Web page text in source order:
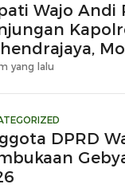
Wajo Andi
yang lalu
DPRD